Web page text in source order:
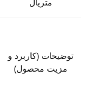
توضیحات (کاربرد و
مزیت محصول)